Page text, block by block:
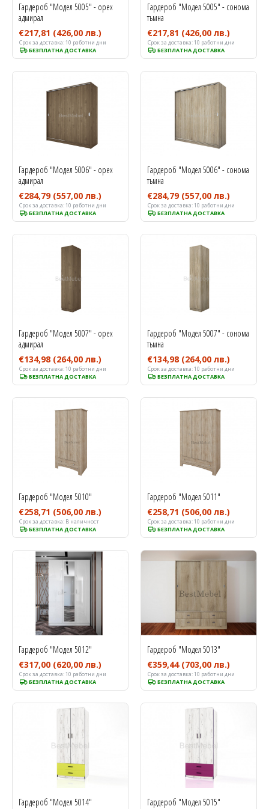
Срок за доставка:10 работни дни
БЕЗПЛАТНА ДОСТАВКА
Гардероб "Модел 5005" - орех
адмирал
€217,81 (426,00 лв.)
Срок за доставка:10 работни дни
БЕЗПЛАТНА ДОСТАВКА
Гардероб "Модел 5005" - сонома
тъмна
€217,81 (426,00 лв.)
Срок за доставка:10 работни дни
БЕЗПЛАТНА ДОСТАВКА
Гардероб "Модел 5006" - орех
адмирал
€284,79 (557,00 лв.)
Срок за доставка:10 работни дни
БЕЗПЛАТНА ДОСТАВКА
Гардероб "Модел 5006" - сонома
тъмна
€284,79 (557,00 лв.)
Срок за доставка:10 работни дни
БЕЗПЛАТНА ДОСТАВКА
Гардероб "Модел 5007" - орех
адмирал
€134,98 (264,00 лв.)
Срок за доставка:10 работни дни
БЕЗПЛАТНА ДОСТАВКА
Гардероб "Модел 5007" - сонома
тъмна
€134,98 (264,00 лв.)
Срок за доставка: В наличност
БЕЗПЛАТНА ДОСТАВКА
Гардероб "Модел 5010"
€258,71 (506,00 лв.)
Срок за доставка:10 работни дни
БЕЗПЛАТНА ДОСТАВКА
Гардероб "Модел 5011"
€258,71 (506,00 лв.)
Срок за доставка:10 работни дни
БЕЗПЛАТНА ДОСТАВКА
Гардероб "Модел 5012"
€317,00 (620,00 лв.)
Срок за доставка:10 работни дни
БЕЗПЛАТНА ДОСТАВКА
Гардероб "Модел 5013"
€359,44 (703,00 лв.)
Гардероб "Модел 5014" Гардероб "Модел 5015"